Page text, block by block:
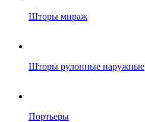
Шторы мираж
Шторы рулонные наружные
Портьеры